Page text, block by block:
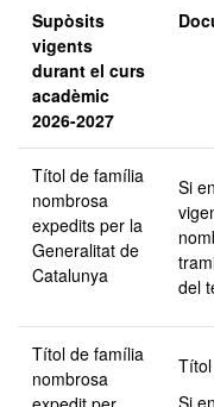
Supòsits
vigents
durant el curs
acadèmic
2026-2027
Títol de família
nombrosa
expedits per la
Generalitat de
Catalunya
Si
del
Títol de família
nombrosa
Si